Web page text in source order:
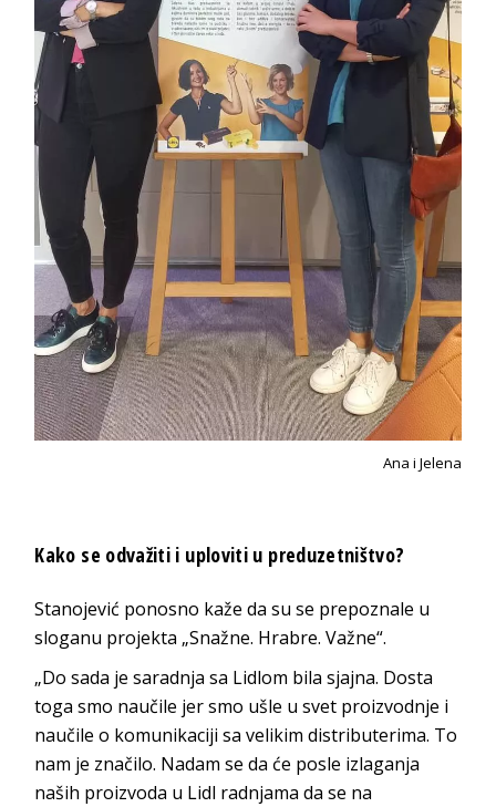
Ana i Jelena
Kako se odvažiti i uploviti u preduzetništvo?
Stanojević ponosno kaže da su se prepoznale u
sloganu projekta „Snažne. Hrabre. Važne“.
„Do sada je saradnja sa Lidlom bila sjajna. Dosta
toga smo naučile jer smo ušle u svet proizvodnje i
naučile o komunikaciji sa velikim distributerima. To
nam je značilo. Nadam se da će posle izlaganja
naših proizvoda u Lidl radnjama da se na